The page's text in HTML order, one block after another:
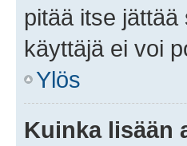
pitää itse
käyttäjä ei voi
Ylös
Kuinka lisään